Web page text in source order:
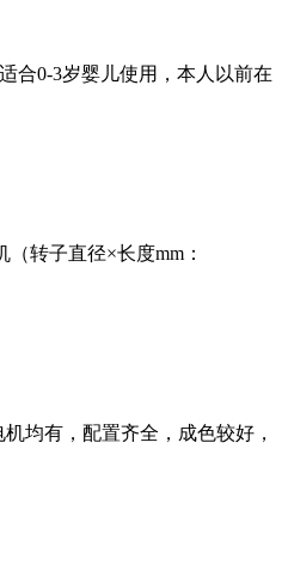
合0-3岁婴儿使用，本人以前在
转子直径×长度mm：
均有，配置齐全，成色较好，